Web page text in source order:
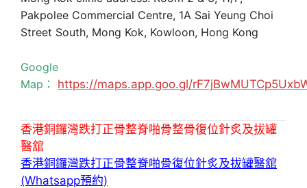
Pakpolee Commercial Centre, 1A Sai Yeung Choi
Street South, Mong Kok, Kowloon, Hong Kong
Google
Map： https://maps.app.goo.gl/
香港銅鑼灣跌打正骨整脊啪骨整骨復位針炙及拔罐
醫舘
香港銅鑼灣跌打正骨整脊啪骨復位針炙及拔罐醫舘
(Whatsapp預約)